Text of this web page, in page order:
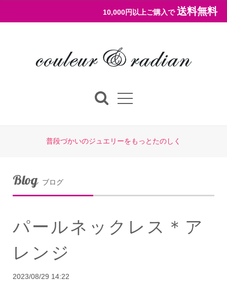
10,000円以上ご購入で 送料無料
普段づかいのジュエリーをもっとたのしく
Blog ブログ
パールネックレス＊ア
レンジ
2023/08/29 14:22